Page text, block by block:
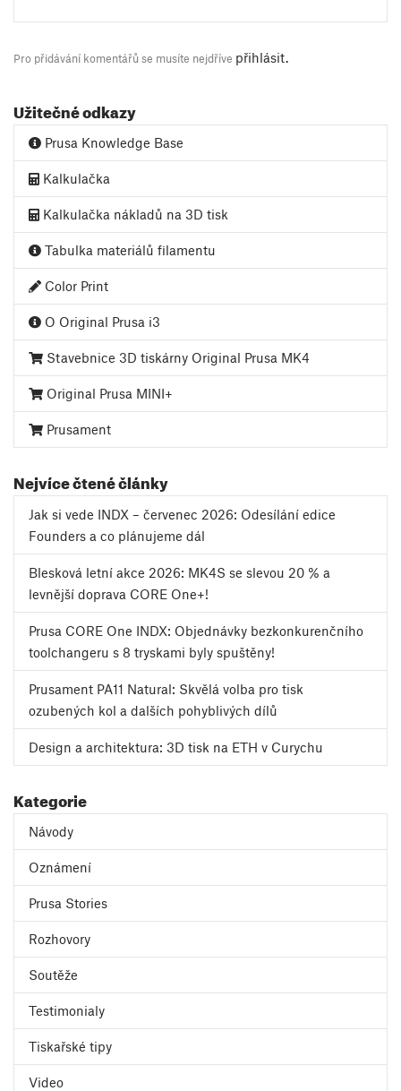
Pro přidávání komentářů se musíte nejdříve přihlásit
Užitečné odkazy
Prusa Knowledge Base
Kalkulačka
Kalkulačka nákladů na 3D tisk
Tabulka materiálů filamentu
Color Print
O Original Prusa i3
Stavebnice 3D tiskárny Original Prusa MK4
Original Prusa MINI+
Prusament
Nejvíce čtené články
Jak si vede INDX – červenec 2026: Odesílání edice
Founders a co plánujeme dál
Blesková letní akce 2026: MK4S se slevou 20 % a
levnější doprava CORE One+!
Prusa CORE One INDX: Objednávky bezkonkurenčního
toolchangeru s 8 tryskami byly spuštěny!
Prusament PA11 Natural: Skvělá volba pro tisk
ozubených kol a dalších pohyblivých dílů
Design a architektura: 3D tisk na ETH v Curychu
Kategorie
Návody
Oznámení
Prusa Stories
Rozhovory
Soutěže
Testimonialy
Tiskařské tipy
Video